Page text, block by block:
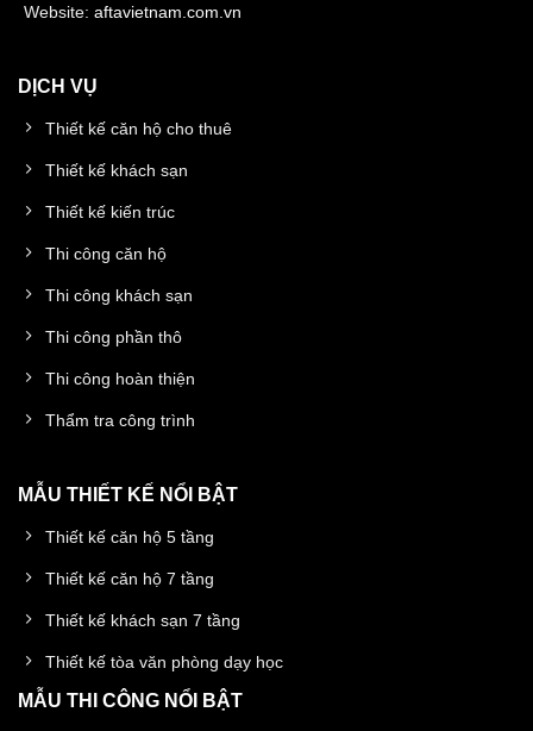
Website: aftavietnam.com.vn
DỊCH VỤ
Thiết kế căn hộ cho thuê
Thiết kế khách sạn
Thiết kế kiến trúc
Thi công căn hộ
Thi công khách sạn
Thi công phần thô
Thi công hoàn thiện
Thẩm tra công trình
MẪU THIẾT KẾ NỔI BẬT
Thiết kế căn hộ 5 tầng
Thiết kế căn hộ 7 tầng
Thiết kế khách sạn 7 tầng
Thiết kế tòa văn phòng dạy học
MẪU THI CÔNG NỔI BẬT